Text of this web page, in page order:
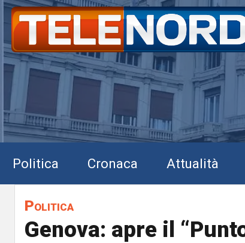
Politica Cronaca Attualità
Politica
Genova: apre il